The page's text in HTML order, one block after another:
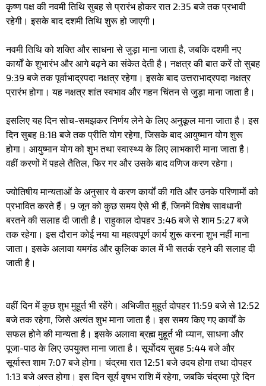
कृष्ण पक्ष की नवमी तिथि सुबह से प्रारंभ होकर रात 2:35 बजे तक प्रभावी
रहेगी। इसके बाद दशमी तिथि शुरू हो जाएगी।
नवमी तिथि को शक्ति और साधना से जुड़ा माना जाता है, जबकि दशमी नए
कार्यों के शुभारंभ और आगे बढ़ने का संकेत देती है। नक्षत्र की बात करें तो सुबह
9:39 बजे तक पूर्वाभाद्रपदा नक्षत्र रहेगा। इसके बाद उत्तराभाद्रपदा नक्षत्र
प्रारंभ होगा। यह नक्षत्र शांत स्वभाव और गहन चिंतन से जुड़ा माना जाता है।
इसलिए यह दिन सोच-समझकर निर्णय लेने के लिए अनुकूल माना जाता है। इस
दिन सुबह 8:18 बजे तक प्रीति योग रहेगा, जिसके बाद आयुष्मान योग शुरू
होगा। आयुष्मान योग को शुभ तथा स्वास्थ्य के लिए लाभकारी माना जाता है।
वहीं करणों में पहले तैतिल, फिर गर और उसके बाद वणिज करण रहेगा।
ज्योतिषीय मान्यताओं के अनुसार ये करण कार्यों की गति और उनके परिणामों को
प्रभावित करते हैं। 9 जून को कुछ समय ऐसे भी हैं, जिनमें विशेष सावधानी
बरतने की सलाह दी जाती है। राहुकाल दोपहर 3:46 बजे से शाम 5:27 बजे
तक रहेगा। इस दौरान कोई नया या महत्वपूर्ण कार्य शुरू करना शुभ नहीं माना
जाता। इसके अलावा यमगंड और कुलिक काल में भी सतर्क रहने की सलाह दी
जाती है।
वहीं दिन में कुछ शुभ मुहूर्त भी रहेंगे। अभिजीत मुहूर्त दोपहर 11:59 बजे से 12:52
बजे तक रहेगा, जिसे अत्यंत शुभ माना जाता है। इस समय किए गए कार्यों के
सफल होने की मान्यता है। इसके अलावा ब्रह्म मुहूर्त भी ध्यान, साधना और
पूजा-पाठ के लिए उपयुक्त माना जाता है। सूर्योदय सुबह 5:44 बजे और
सूर्यास्त शाम 7:07 बजे होगा। चंद्रमा रात 12:51 बजे उदय होगा तथा दोपहर
1:13 बजे अस्त होगा। इस दिन सूर्य वृषभ राशि में रहेगा, जबकि चंद्रमा पूरे दिन